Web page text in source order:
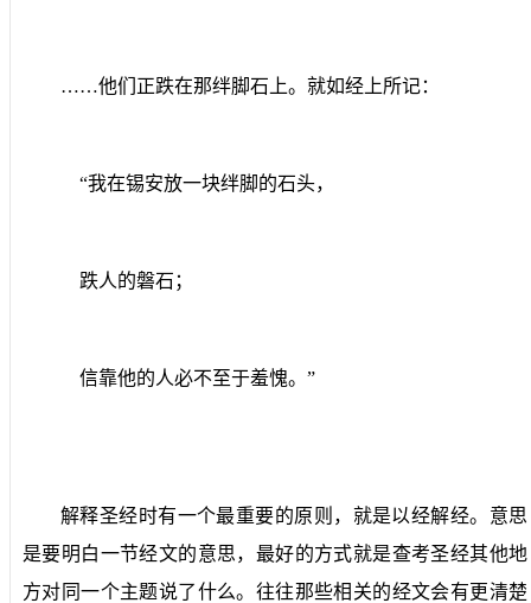
……他们正跌在那绊脚石上。就如经上所记：
“我在锡安放一块绊脚的石头，
跌人的磐石；
信靠他的人必不至于羞愧。”
解释圣经时有一个最重要的原则，就是以经解经。意思
是要明白一节经文的意思，最好的方式就是查考圣经其他地
方对同一个主题说了什么。往往那些相关的经文会有更清楚